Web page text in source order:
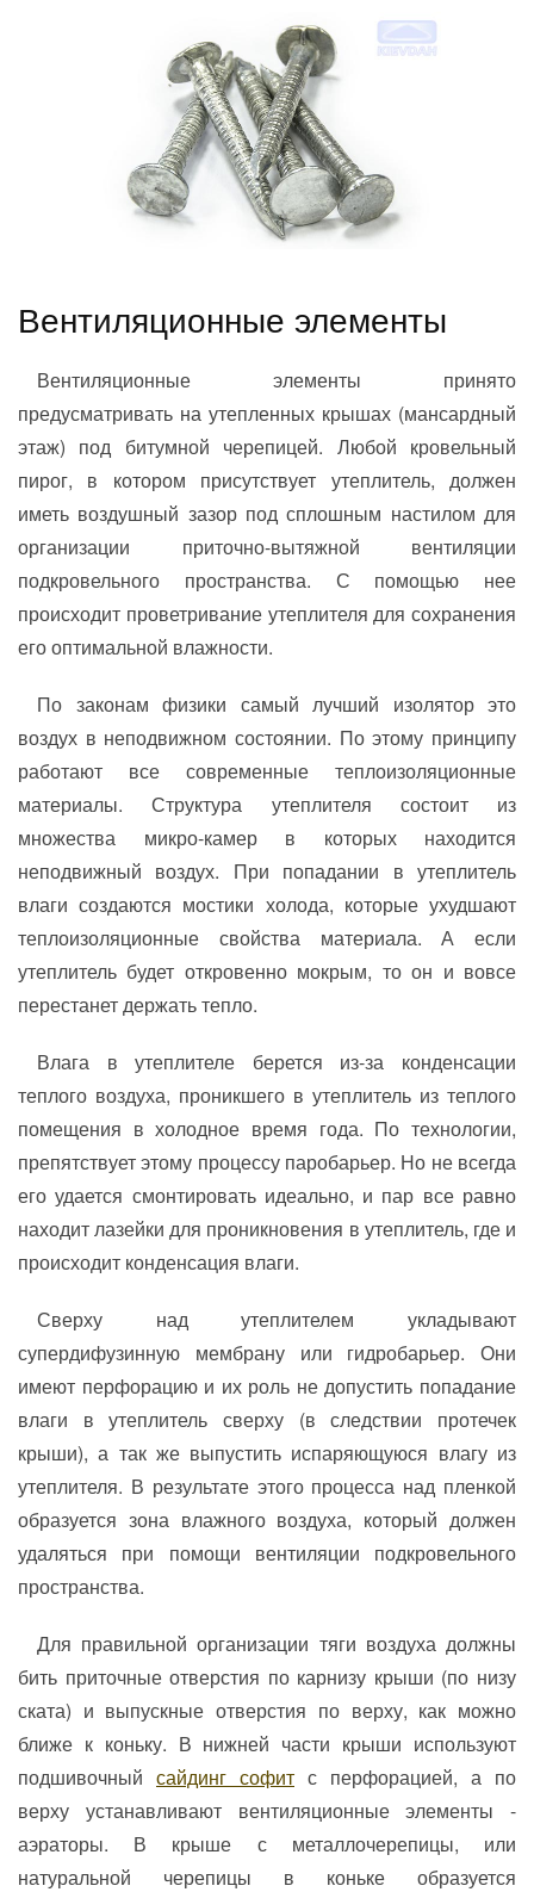
Вентиляционные элементы
Вентиляционные элементы принято
предусматривать на утепленных крышах (мансардный
этаж) под битумной черепицей. Любой кровельный
пирог, в котором присутствует утеплитель, должен
иметь воздушный зазор под сплошным настилом для
организации приточно-вытяжной вентиляции
подкровельного пространства. С помощью нее
происходит проветривание утеплителя для сохранения
его оптимальной влажности.
По законам физики самый лучший изолятор это
воздух в неподвижном состоянии. По этому принципу
работают все современные теплоизоляционные
материалы. Структура утеплителя состоит из
множества микро-камер в которых находится
неподвижный воздух. При попадании в утеплитель
влаги создаются мостики холода, которые ухудшают
теплоизоляционные свойства материала. А если
утеплитель будет откровенно мокрым, то он и вовсе
перестанет держать тепло.
Влага в утеплителе берется из-за конденсации
теплого воздуха, проникшего в утеплитель из теплого
помещения в холодное время года. По технологии,
препятствует этому процессу паробарьер. Но не всегда
его удается смонтировать идеально, и пар все равно
находит лазейки для проникновения в утеплитель, где и
происходит конденсация влаги.
Сверху над утеплителем укладывают
супердифузинную мембрану или гидробарьер. Они
имеют перфорацию и их роль не допустить попадание
влаги в утеплитель сверху (в следствии протечек
крыши), а так же выпустить испаряющуюся влагу из
утеплителя. В результате этого процесса над пленкой
образуется зона влажного воздуха, который должен
удаляться при помощи вентиляции подкровельного
пространства.
Для правильной организации тяги воздуха должны
бить приточные отверстия по карнизу крыши (по низу
ската) и выпускные отверстия по верху, как можно
ближе к коньку. В нижней части крыши используют
подшивочный сайдинг софит с перфорацией, а по
верху устанавливают вентиляционные элементы -
аэраторы. В крыше с металлочерепицы, или
натуральной черепицы в коньке образуется